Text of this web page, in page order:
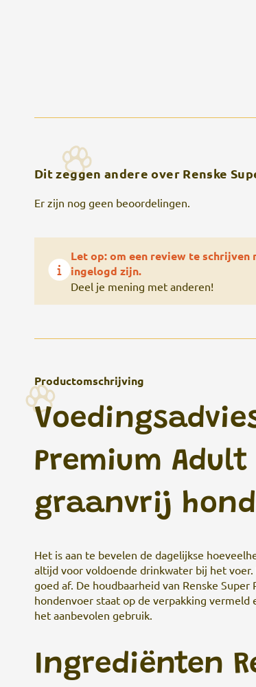
Dit zeggen andere over Renske
Er zijn nog geen beoordelingen.
Let op: om een review te schrijven
ingelogd zijn.
Deel je mening met anderen!
Productomschrijving
Premium
graanvrij
Het is aan te bevelen de dagelijkse
altijd voor voldoende drinkwater bij het
goed af. De houdbaarheid van Renske
hondenvoer staat op de verpakking vermeld
het aanbevolen gebruik.
Ingrediënten